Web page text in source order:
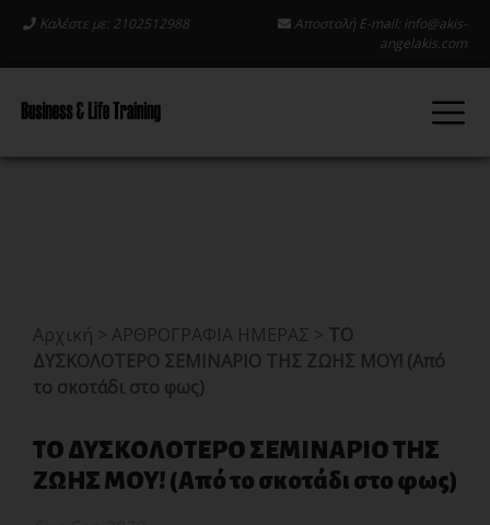
Καλέστε με: 2102512988 Αποστολή E-mail: info@akis-
angelakis.com
Αρχική > ΑΡΘΡΟΓΡΑΦΙΑ ΗΜΕΡΑΣ > ΤO
ΔΥΣΚΟΛΟΤΕΡΟ ΣΕΜΙΝΑΡΙΟ ΤΗΣ ΖΩΗΣ ΜΟΥ! (Από
το σκοτάδι στο φως)
ΤO ΔΥΣΚΟΛΟΤΕΡΟ ΣΕΜΙΝΑΡΙΟ ΤΗΣ
ΖΩΗΣ ΜΟΥ! (Από το σκοτάδι στο φως)